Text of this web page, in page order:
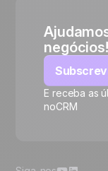
negócios!
E receba as
noCRM